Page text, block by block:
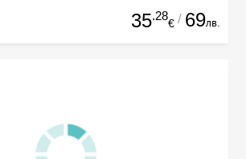
35.28
€ / 69лв.